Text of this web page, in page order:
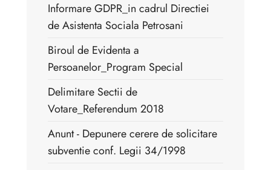
Informare GDPR_in cadrul Directiei
de Asistenta Sociala Petrosani
Biroul de Evidenta a
Persoanelor_Program Special
Delimitare Sectii de
Votare_Referendum 2018
Anunt - Depunere cerere de solicitare
subventie conf. Legii 34/1998